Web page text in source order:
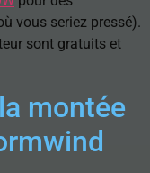
vous seriez pressé).
sont gratuits et
montée